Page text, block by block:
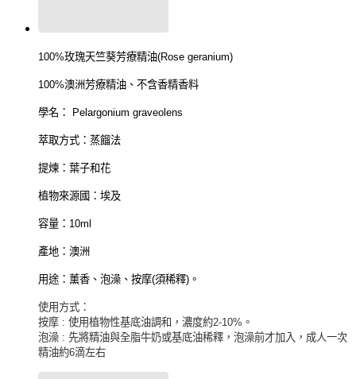
100%玫瑰天竺葵芳療精油(Rose geranium)
100%澳洲芳療精油、不含香精香料
學名： Pelargonium graveolens
萃取方式：蒸餾法
提煉：葉子和花
植物來源國：埃及
容量：10ml
產地：澳洲
用途：薰香、泡澡、按摩(須稀釋)。
使用方式：
按摩 : 使用植物性基底油調和，濃度約2-10% 。
泡澡 : 先將精油與全脂牛奶或基底油稀釋，泡澡前才加入，成人一次
精油約6滴左右